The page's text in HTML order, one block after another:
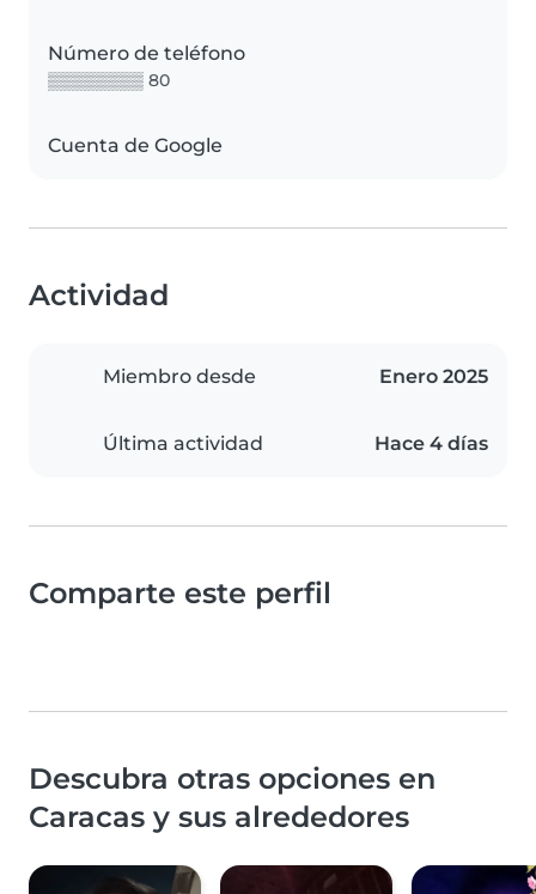
Número de teléfono
▒▒▒▒▒▒▒▒ 80
Cuenta de Google
Actividad
Miembro desde Enero 2025
Última actividad Hace 4 días
Comparte este perfil
Descubra otras opciones en
Caracas y sus alrededores